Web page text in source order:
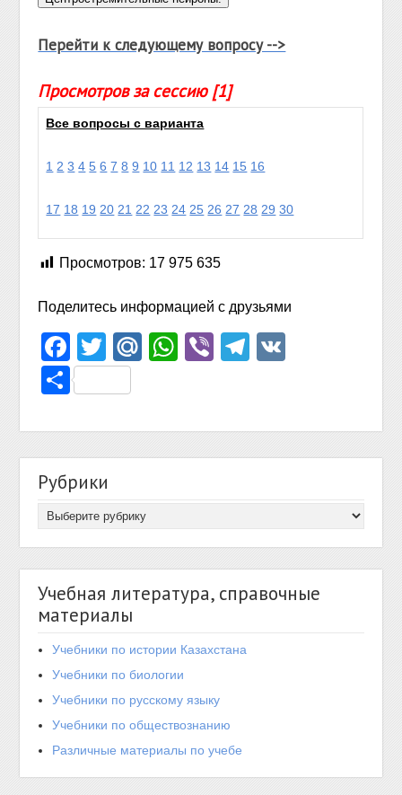
Перейти к следующему вопросу -->
Просмотров за сессию [1]
Все вопросы с варианта
1 2 3 4 5 6 7 8 9 10 11 12 13 14 15 16
17 18 19 20 21 22 23 24 25 26 27 28 29 30
Просмотров: 17 975 635
Поделитесь информацией с друзьями
Facebook
TwitterMail.Ru
WhatsApp
ViberTelegram
Отправить
Рубрики
Учебная литература, справочные
материалы
Учебники по истории Казахстана
Учебники по биологии
Учебники по русскому языку
Учебники по обществознанию
Различные материалы по учебе